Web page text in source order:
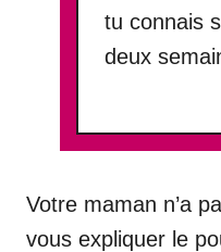
tu connais
deux
Votre maman n’a
vous expliquer le